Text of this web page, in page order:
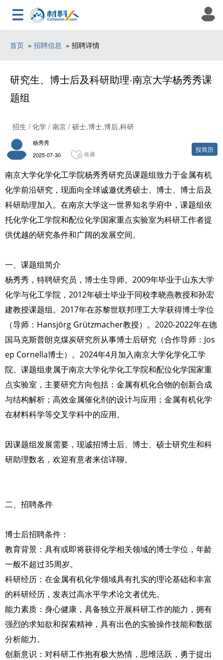
首页 » 招聘信息 » 招聘详情
研究生、博士后及科研助理·南京大学杨秀秀课
题组
招生 / 化学 / 南京 / 硕士,博士,博后,科研
杨秀秀
投简历
2025-07-30 收藏
南京大学化学化工学院杨秀秀研究员课题组致力于金属有机
化学前沿研究，现面向全球诚邀优秀硕士、博士、博士后及
科研助理加入。在南京大学这一世界知名学府中，课题组依
托化学化工学院和配位化学国家重点实验室为科研工作者提
供优越的研究条件和广阔的发展空间。
一、课题组简介
杨秀秀，特聘研究员，博士生导师。2009年毕业于山东大学
化学与化工学院，2012年硕士毕业于同校李晓燕教授和孙宏
建教授课题组。2017年在苏黎世联邦理工大学获得博士学位
（导师：Hansjörg Grützmacher教授）。2020-2022年在德
国马克斯普朗克煤炭研究所从事博士后研究（合作导师：Jos
ep Cornella博士）。2024年4月加入南京大学化学化工学
院。课题组隶属于南京大学化学化工学院和配位化学国家重
点实验室，主要研究方向包括：金属有机化合物的创新合成
与结构解析；高效金属催化剂的设计与应用；金属有机化学
在材料科学等交叉学科中的应用。
因课题组发展需要，现诚招博士后、博士、硕士研究生和科
研助理数名，欢迎有意者来信详聊。
二、招聘条件
博士后招聘条件：
教育背景：具有或即将获得化学相关领域的博士学位，年龄
一般不超过35周岁。
科研经历：在金属有机化学领域具有扎实的理论基础和丰富
的科研经历，发表过高水平学术论文者优先。
能力素质：身心健康，具备独立开展科研工作的能力，拥有
强烈的求知欲和探索精神，具有出色的实验操作技能和数据
分析能力。
创新意识：对科研工作抱有极大热情，思维活跃，勇于提出